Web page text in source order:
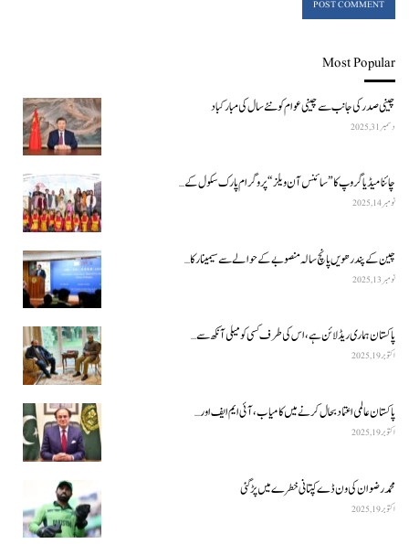
Most Popular
چینی صدر کی جانب سے چینی عوام کو نئے سال کی مبارکباد
دسمبر 31, 2025
چائنا میڈیا گروپ کا ”سائنس آن ویلز“ پروگرام پارک سکول کے…
نومبر 14, 2025
چین کے پندرھویں پانچ سالہ منصوبے کے حوالے سے سیمینار کا…
نومبر 13, 2025
پاکستان ہماری ریڈ لائن ہے، اس کی طرف کسی کو میلی آنکھ سے…
اکتوبر 19, 2025
پاکستان عالمی اعتماد بحال کرنے میں کامیاب، آئی ایم ایف اور…
اکتوبر 19, 2025
محمد رضوان کی ون ڈے کپتانی خطرے میں پڑ گئی
اکتوبر 19, 2025